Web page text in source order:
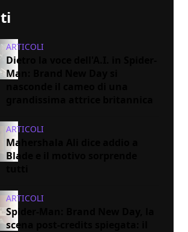
ARTICOLI
Dietro la voce dell'A.I. in Spider-
Man: Brand New Day si
ARTICOLI
Mahershala Ali dice addio a
Blade e il motivo sorprende
ARTICOLI
Spider-Man: Brand New Day, la
scena post-credits spiegata: il